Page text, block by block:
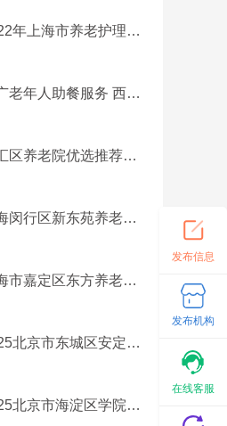
2022年上海市养老护理职业技能竞赛颁奖仪式暨养老护理员风采展示活动举行
推广老年人助餐服务 西安今年要推进这10项惠企便民改革
徐汇区养老院优选推荐：田林敬老院，专业失能照护+中医康养，子女放心之选
上海闵行区新东苑养老院，新东苑养老院价格/地址/电话一览
上海市嘉定区东方养老公寓：医养结合与认知症护理的安心之选
2025北京市东城区安定门芙蓉养老照料中心网站首页/地址/电话/价格-北京精选养老院
2025北京市海淀区学院路寸草春晖养老照料中心网站首页/地址/电话/价格-北京精选养老照料中心
发布信息
发布机构
在线客服